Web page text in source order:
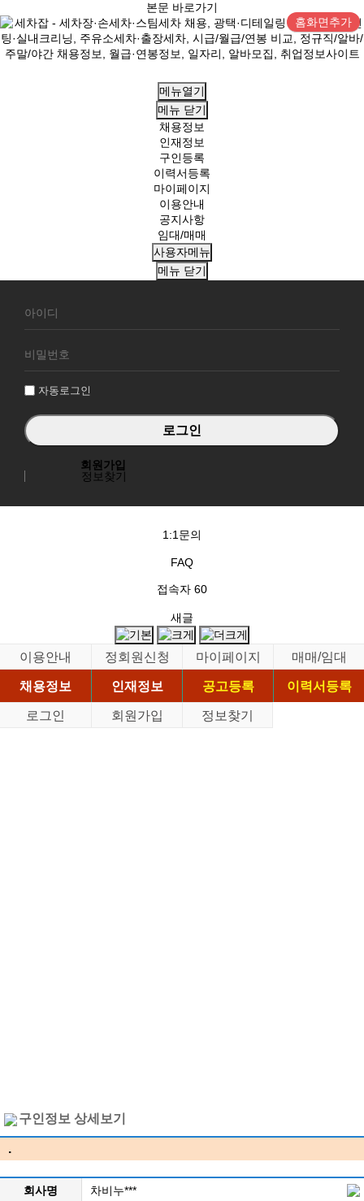
본문 바로가기
홈화면추가
메뉴열기
메뉴 닫기
채용정보
인재정보
구인등록
이력서등록
마이페이지
이용안내
공지사항
임대/매매
사용자메뉴
메뉴 닫기
원
그
자동로그인
회원가입
정보찾기
1:1문의
FAQ
접속자 60
새글
이용안내 정회원신청 마이페이지
매매/임대
채용정보
인재정보 공고등록
이력서등록
로그인
회원가입 정보찾기
구인정보 상세보기
.
회사명
차비누***